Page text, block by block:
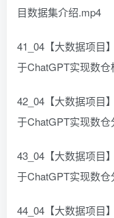
目数据集介绍.mp4
41_04【大数据项目
于ChatGPT实现数仓
42_04【大数据项目
于ChatGPT实现数
43_04【大数据项目
于ChatGPT实现数
44_04【大数据项目